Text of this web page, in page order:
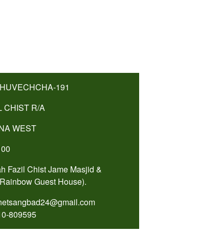
191
CHIST R/A
WEST
Fazil Chist Jame Masjid &
Guest House).
809595